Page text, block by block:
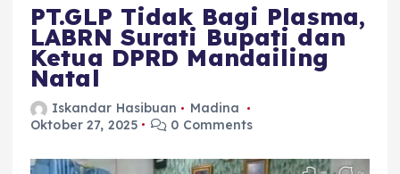
PT.GLP Tidak Bagi Plasma,
LABRN Surati Bupati dan
Ketua DPRD Mandailing
Natal
Iskandar Hasibuan
Madina
Oktober 27, 2025
0 Comments